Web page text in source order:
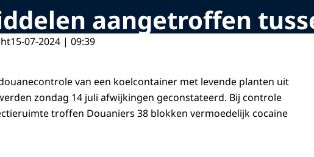
aangetroffen
15-07-2024 | 09:39
van een koelcontainer met levende planten uit
zondag 14 juli afwijkingen geconstateerd. Bij controle
troffen Douaniers 38 blokken vermoedelijk cocaïne